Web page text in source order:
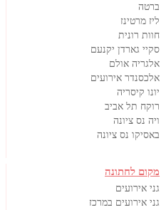
ברטה
ליז מרטינז
חוות רונית
סקיי גארדן יקנעם
אלגריה אולם
אלכסנדר אירועים
יונו קיסריה
רוקח תל אביב
ויה נס ציונה
באסיקו נס ציונה
מקום לחתונה
גני אירועים
גני אירועים במרכז